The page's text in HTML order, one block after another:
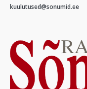
kuulutused@sonumid.ee